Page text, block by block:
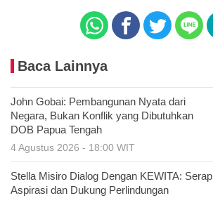
Baca Lainnya
John Gobai: Pembangunan Nyata dari
Negara, Bukan Konflik yang Dibutuhkan
DOB Papua Tengah
4 Agustus 2026 - 18:00 WIT
Stella Misiro Dialog Dengan KEWITA: Serap
Aspirasi dan Dukung Perlindungan